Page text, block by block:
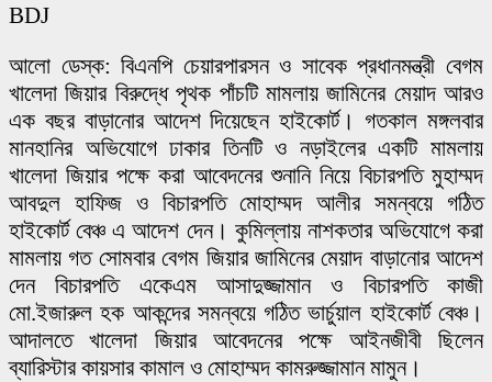
BDJ
আলো ডেস্ক: বিএনপি চেয়ারপারসন ও সাবেক প্রধানমন্ত্রী বেগম
খালেদা জিয়ার বিরুদ্ধে পৃথক পাঁচটি মামলায় জামিনের মেয়াদ আরও
এক বছর বাড়ানোর আদেশ দিয়েছেন হাইকোর্ট। গতকাল মঙ্গলবার
মানহানির অভিযোগে ঢাকার তিনটি ও নড়াইলের একটি মামলায়
খালেদা জিয়ার পক্ষে করা আবেদনের শুনানি নিয়ে বিচারপতি মুহাম্মদ
আবদুল হাফিজ ও বিচারপতি মোহাম্মদ আলীর সমন্বয়ে গঠিত
হাইকোর্ট বেঞ্চ এ আদেশ দেন। কুমিল্লায় নাশকতার অভিযোগে করা
মামলায় গত সোমবার বেগম জিয়ার জামিনের মেয়াদ বাড়ানোর আদেশ
দেন বিচারপতি একেএম আসাদুজ্জামান ও বিচারপতি কাজী
মো.ইজারুল হক আকন্দের সমন্বয়ে গঠিত ভার্চুয়াল হাইকোর্ট বেঞ্চ।
আদালতে খালেদা জিয়ার আবেদনের পক্ষে আইনজীবী ছিলেন
ব্যারিস্টার কায়সার কামাল ও মোহাম্মদ কামরুজ্জামান মামুন।